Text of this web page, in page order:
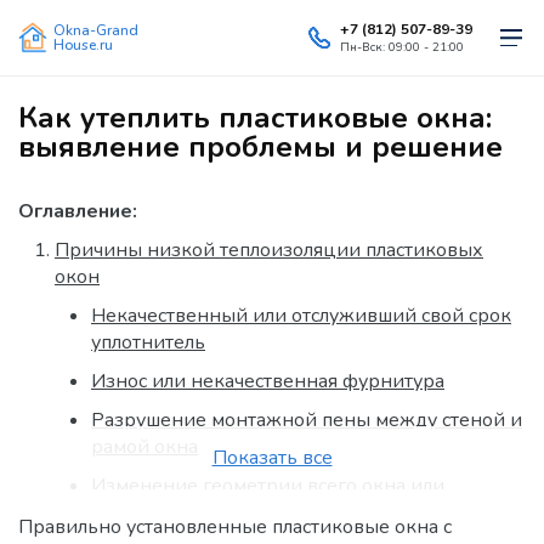
Okna-Grand
House.ru
+7 (812) 507-89-39
Пн-Вск: 09:00 - 21:00
Как утеплить пластиковые окна:
выявление проблемы и решение
Оглавление:
Причины низкой теплоизоляции пластиковых
окон
Некачественный или отслуживший свой срок
уплотнитель
Износ или некачественная фурнитура
Разрушение монтажной пены между стеной и
Показать все
Правильно установленные пластиковые окна с